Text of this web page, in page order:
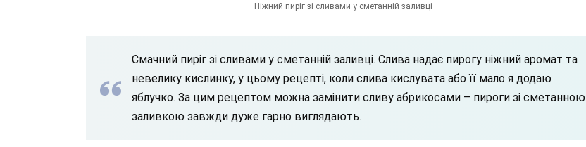
Ніжний пиріг зі сливами у сметанній заливці
Смачний пиріг зі сливами у сметанній заливці. Слива надає пирогу ніжний аромат та
невелику кислинку, у цьому рецепті, коли слива кислувата або її мало я додаю
яблучко. За цим рецептом можна замінити сливу абрикосами – пироги зі сметанною
заливкою завжди дуже гарно виглядають.